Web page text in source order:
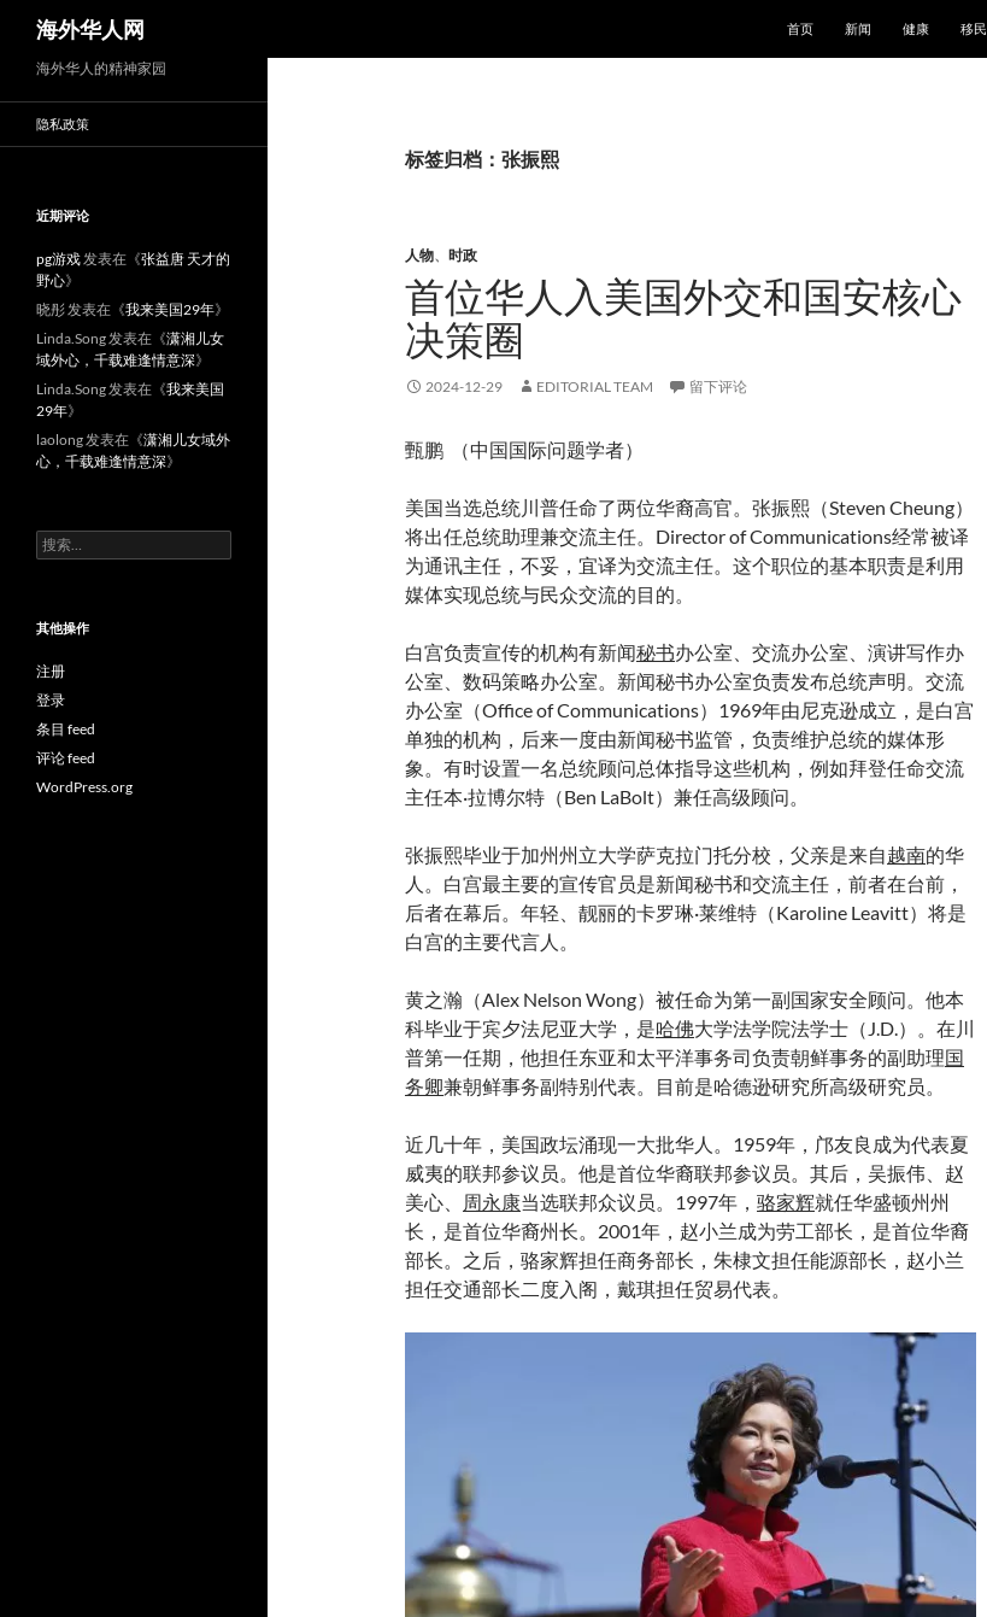
海外华人网
首页
新闻 健康 移民
标签归档：张振熙
人物、 时政
首位华人入美国外交和国安核心
决策圈
2024-12-29 EDITORIAL TEAM 留下评论
甄鹏 （中国国际问题学者）
美国当选总统川普任命了两位华裔高官。张振熙（Steven Cheung）
将出任总统助理兼交流主任。Director of Communications经常被译
为通讯主任，不妥，宜译为交流主任。这个职位的基本职责是利用
媒体实现总统与民众交流的目的。
白宫负责宣传的机构有新闻秘书办公室、交流办公室、演讲写作办
公室、数码策略办公室。新闻秘书办公室负责发布总统声明。交流
办公室（Office of Communications）1969年由尼克逊成立，是白宫
单独的机构，后来一度由新闻秘书监管，负责维护总统的媒体形
象。有时设置一名总统顾问总体指导这些机构，例如拜登任命交流
主任本·拉博尔特（Ben LaBolt）兼任高级顾问。
张振熙毕业于加州州立大学萨克拉门托分校，父亲是来自越南的华
人。白宫最主要的宣传官员是新闻秘书和交流主任，前者在台前，
后者在幕后。年轻、靓丽的卡罗琳·莱维特（Karoline Leavitt）将是
白宫的主要代言人。
黄之瀚（Alex Nelson Wong）被任命为第一副国家安全顾问。他本
科毕业于宾夕法尼亚大学，是哈佛大学法学院法学士（J.D.）。在川
普第一任期，他担任东亚和太平洋事务司负责朝鲜事务的副助理国
务卿兼朝鲜事务副特别代表。目前是哈德逊研究所高级研究员。
近几十年，美国政坛涌现一大批华人。1959年，邝友良成为代表夏
威夷的联邦参议员。他是首位华裔联邦参议员。其后，吴振伟、赵
美心、
周永康当选联邦众议员。1997年， 骆家辉就任华盛顿州州
长，是首位华裔州长。2001年，赵小兰成为劳工部长，是首位华裔
部长。之后，骆家辉担任商务部长，朱棣文担任能源部长，赵小兰
担任交通部长二度入阁，戴琪担任贸易代表。
海外华人的精神家园
隐私政策
近期评论
pg游戏发表在《张益唐 天才的
野心》
晓彤发表在《我来美国29年》
Linda.Song发表在《潇湘儿女
域外心，千载难逢情意深》
Linda.Song发表在《我来美国
29年》
laolong发表在《潇湘儿女域外
心，千载难逢情意深》
搜
索：
其他操作
注册
登录
条目 feed
评论 feed
WordPress.org